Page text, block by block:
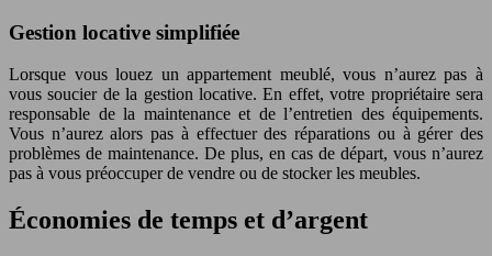
Gestion locative simplifiée
Lorsque vous louez un appartement meublé, vous n’aurez pas à
vous soucier de la gestion locative. En effet, votre propriétaire sera
responsable de la maintenance et de l’entretien des équipements.
Vous n’aurez alors pas à effectuer des réparations ou à gérer des
problèmes de maintenance. De plus, en cas de départ, vous n’aurez
pas à vous préoccuper de vendre ou de stocker les meubles.
Économies de temps et d’argent